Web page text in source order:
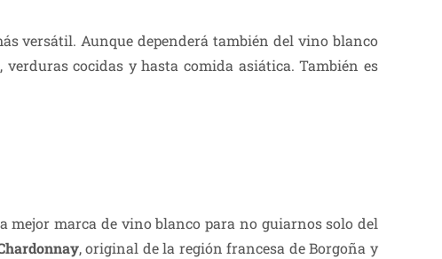
versátil. Aunque dependerá también del vino blanco
cocidas y hasta comida asiática. También es
mejor marca de vino blanco para no guiarnos solo del
, original de la región francesa de Borgoña y